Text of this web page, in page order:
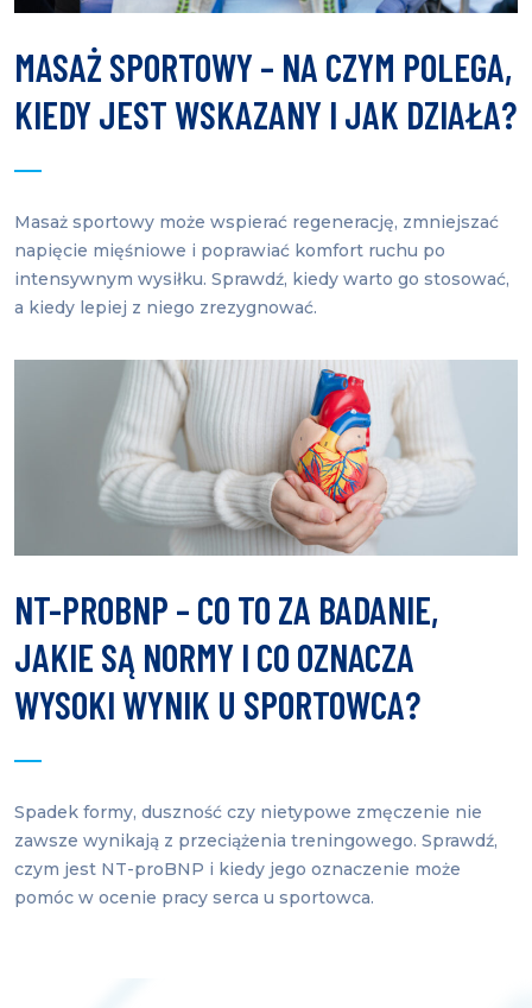
MASAŻ SPORTOWY – NA CZYM POLEGA,
KIEDY JEST WSKAZANY I JAK DZIAŁA?
Masaż sportowy może wspierać regenerację, zmniejszać
napięcie mięśniowe i poprawiać komfort ruchu po
intensywnym wysiłku. Sprawdź, kiedy warto go stosować,
a kiedy lepiej z niego zrezygnować.
NT-PROBNP – CO TO ZA BADANIE,
JAKIE SĄ NORMY I CO OZNACZA
WYSOKI WYNIK U SPORTOWCA?
Spadek formy, duszność czy nietypowe zmęczenie nie
zawsze wynikają z przeciążenia treningowego. Sprawdź,
czym jest NT-proBNP i kiedy jego oznaczenie może
pomóc w ocenie pracy serca u sportowca.